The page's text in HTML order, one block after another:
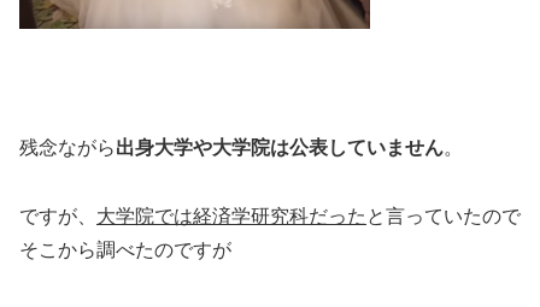
残念ながら出身大学や大学院は公表していません。
ですが、 大学院では経済学研究科だった と言っていたので
そこから調べたのですが